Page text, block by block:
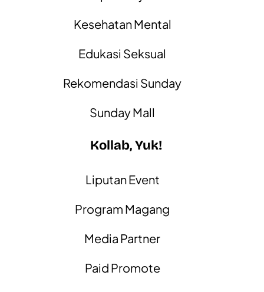
Kesehatan Mental
Edukasi Seksual
Rekomendasi Sunday
Sunday Mall
Kollab, Yuk!
Liputan Event
Program Magang
Media Partner
Paid Promote